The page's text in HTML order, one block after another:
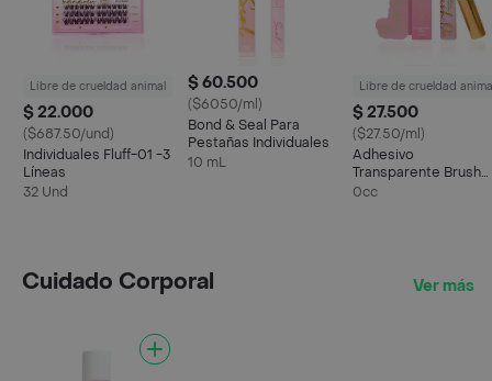
Libre de crueldad animal
$ 22.000
($687.50/und)
Individuales Fluff-01 -3
Líneas
32 Und
$ 60.500
($6050/ml)
Bond & Seal Para
Pestañas Individuales
10 mL
Libre de crueldad
$ 27.500
($27.50/ml)
Adhesivo
Transparente Brush
On Lash Bryka
0cc
Cuidado Corporal Ver más